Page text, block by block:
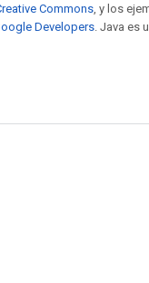
Commons , y los
Developers . Java es